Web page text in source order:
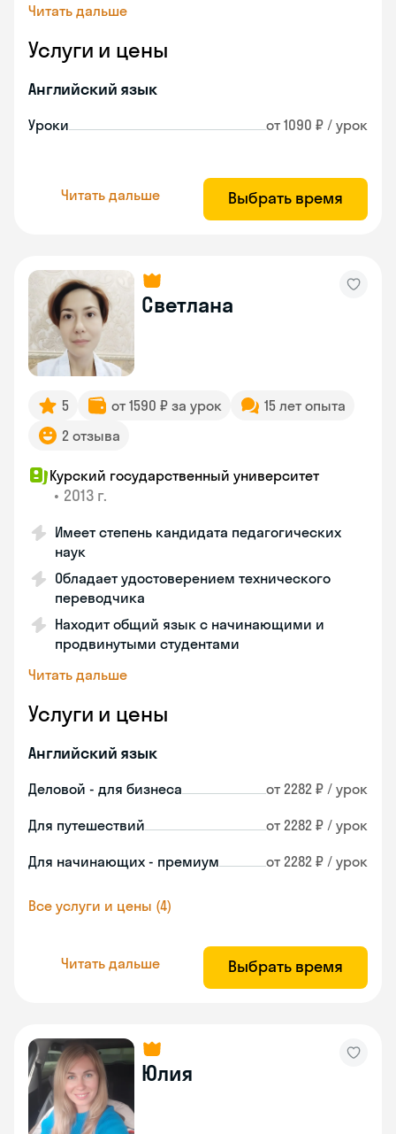
Читать дальше
Услуги и цены
Английский язык
Уроки от 1090 ₽ / урок
Читать дальше Выбрать время
Светлана
5 от 1590 ₽ за урок
15 лет опыта
2 отзыва
Курский государственный университет
• 2013 г.
Имеет степень кандидата педагогических
наук
Обладает удостоверением технического
переводчика
Находит общий язык с начинающими и
продвинутыми студентами
Читать дальше
Услуги и цены
Английский язык
Деловой - для бизнеса от 2282 ₽ / урок
Для путешествий от 2282 ₽ / урок
Для начинающих - премиум от 2282 ₽ / урок
Все услуги и цены (4)
Читать дальше Выбрать время
Юлия